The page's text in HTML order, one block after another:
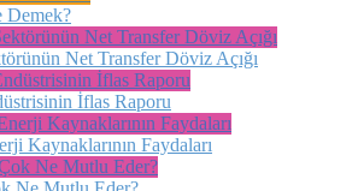
Demek?
Net Transfer Döviz Açığı
İflas Raporu
Kaynaklarının Faydaları